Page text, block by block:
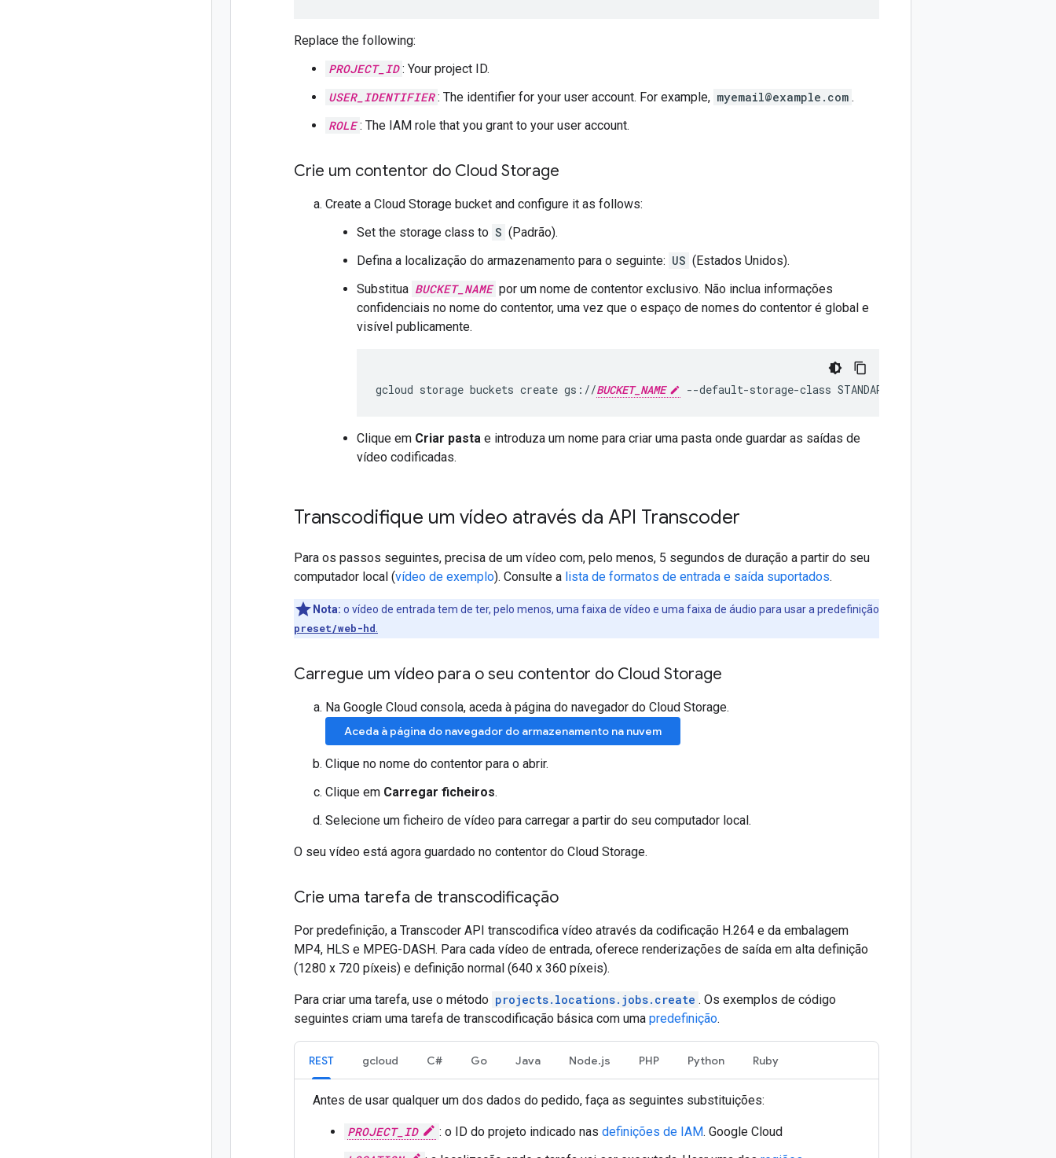
Replace the following:
PROJECT_ID : Your project ID.
USER_IDENTIFIER : The identifier for your user account. For example, myemail@example.com .
ROLE : The IAM role that you grant to your user account.
Crie um contentor do Cloud Storage
Create a Cloud Storage bucket and configure it as follows:
Set the storage class to S (Padrão).
Defina a localização do armazenamento para o seguinte: US (Estados Unidos).
Substitua BUCKET_NAME por um nome de contentor exclusivo. Não inclua informações
confidenciais no nome do contentor, uma vez que o espaço de nomes do contentor é global e
visível publicamente.
gcloud storage buckets create gs://BUCKET_NAME --default-storage-class STANDARD
Clique em Criar pasta e introduza um nome para criar uma pasta onde guardar as saídas de
vídeo codificadas.
Transcodifique um vídeo através da API Transcoder
Para os passos seguintes, precisa de um vídeo com, pelo menos, 5 segundos de duração a partir do seu
computador local (vídeo de exemplo). Consulte a lista de formatos de entrada e saída suportados.
Nota: o vídeo de entrada tem de ter, pelo menos, uma faixa de vídeo e uma faixa de áudio para usar a predefinição
preset/web-hd
Carregue um vídeo para o seu contentor do Cloud Storage
Na Google Cloud consola, aceda à página do navegador do Cloud Storage.
Aceda à página do navegador do armazenamento na nuvem
Clique no nome do contentor para o abrir.
Clique em Carregar ficheiros.
Selecione um ficheiro de vídeo para carregar a partir do seu computador local.
O seu vídeo está agora guardado no contentor do Cloud Storage.
Crie uma tarefa de transcodificação
Por predefinição, a Transcoder API transcodifica vídeo através da codificação H.264 e da embalagem
MP4, HLS e MPEG-DASH. Para cada vídeo de entrada, oferece renderizações de saída em alta definição
(1280 x 720 píxeis) e definição normal (640 x 360 píxeis).
Para criar uma tarefa, use o método projects.locations.jobs.create . Os exemplos de código
seguintes criam uma tarefa de transcodificação básica com uma predefinição.
REST gcloud C# Go Java Node.js PHP Python Ruby
Antes de usar qualquer um dos dados do pedido, faça as seguintes substituições:
PROJECT_ID : o ID do projeto indicado nas definições de IAM. Google Cloud